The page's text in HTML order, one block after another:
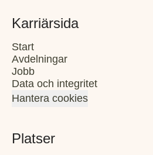
Karriärsida
Start
Avdelningar
Jobb
Data och integritet
Hantera cookies
Platser